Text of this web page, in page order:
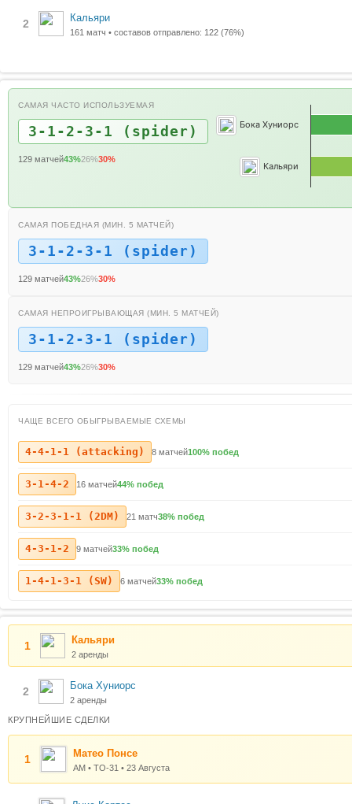
2 Кальяри
161 матч • составов отправлено: 122 (76%)
САМАЯ ЧАСТО ИСПОЛЬЗУЕМАЯ
3-1-2-3-1 (spider)
129 матчей43%26%30%
Бока Хуниорс
Кальяри
САМАЯ ПОБЕДНАЯ (МИН. 5 МАТЧЕЙ)
3-1-2-3-1 (spider)
129 матчей43%26%30%
САМАЯ НЕПРОИГРЫВАЮЩАЯ (МИН. 5 МАТЧЕЙ)
3-1-2-3-1 (spider)
129 матчей43%26%30%
ЧАЩЕ ВСЕГО ОБЫГРЫВАЕМЫЕ СХЕМЫ
4-4-1-1 (attacking) 8 матчей100% побед
3-1-4-2 16 матчей44% побед
3-2-3-1-1 (2DM) 21 матч38% побед
4-3-1-2 9 матчей33% побед
1-4-1-3-1 (SW) 6 матчей33% побед
1 Кальяри
2 аренды
2 Бока Хуниорс
2 аренды
КРУПНЕЙШИЕ СДЕЛКИ
1 Матео Понсе
AM • ТО-31 • 23 Августа